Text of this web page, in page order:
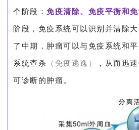
个阶段： 免疫清除、免疫平衡和免
阶段，免疫系统可以识别并清除
了中期，肿瘤可以与免疫系统和
系统查杀 （免疫逃逸）
，从而迅
可诊断的肿瘤。